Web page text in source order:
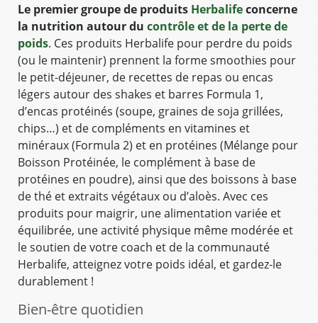
Le premier groupe de produits Herbalifeconcerne
la nutrition autour du contrôle et de la perte de
poids. Ces produits Herbalife pour perdre du poids
(ou le maintenir) prennent la forme smoothies pour
le petit-déjeuner, de recettes de repas ou encas
légers autour des shakes et barres Formula 1,
d’encas protéinés (soupe, graines de soja grillées,
chips…) et de compléments en vitamines et
minéraux (Formula 2) et en protéines (Mélange pour
Boisson Protéinée, le complément à base de
protéines en poudre), ainsi que des boissons à base
de thé et extraits végétaux ou d’aloès. Avec ces
produits pour maigrir, une alimentation variée et
équilibrée, une activité physique même modérée et
le soutien de votre coach et de la communauté
Herbalife, atteignez votre poids idéal, et gardez-le
durablement !
Bien-être quotidien